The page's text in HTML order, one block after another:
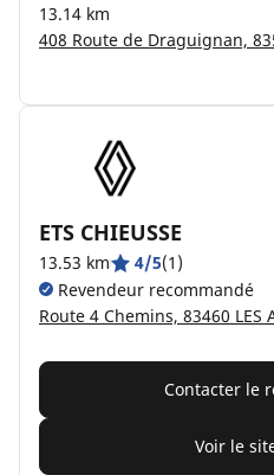
13.14 km
408 Route de Draguignan,
ETS CHIEUSSE
13.53 km 4/5(1)
Revendeur recommandé
Route 4 Chemins, 83460 LES
Contacter le
Voir le